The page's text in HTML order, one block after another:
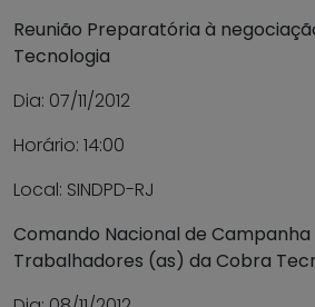
Reunião Preparatória à
Tecnologia
Dia: 07/11/2012
Horário: 14:00
Local: SINDPD-RJ
Comando Nacional de Campanha
Trabalhadores (as) da Cobra